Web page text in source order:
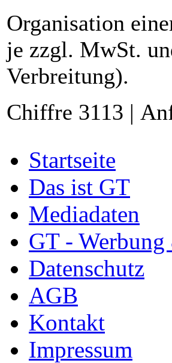
Organisation
je zzgl. MwSt.
Verbreitung).
Chiffre 3113 |
Startseite
Das ist GT
Mediadaten
GT -
Datenschutz
AGB
Kontakt
Impressum